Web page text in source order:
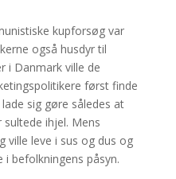
kupforsøg var
også husdyr til
i Danmark ville de
først finde
sig gøre således at
ihjel. Mens
ville leve i sus og dus og
befolkningens påsyn.